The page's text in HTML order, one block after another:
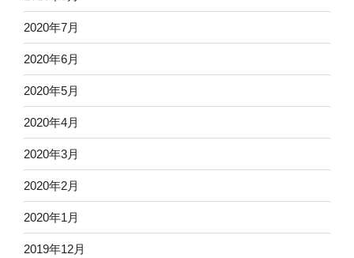
2020年7月
2020年6月
2020年5月
2020年4月
2020年3月
2020年2月
2020年1月
2019年12月